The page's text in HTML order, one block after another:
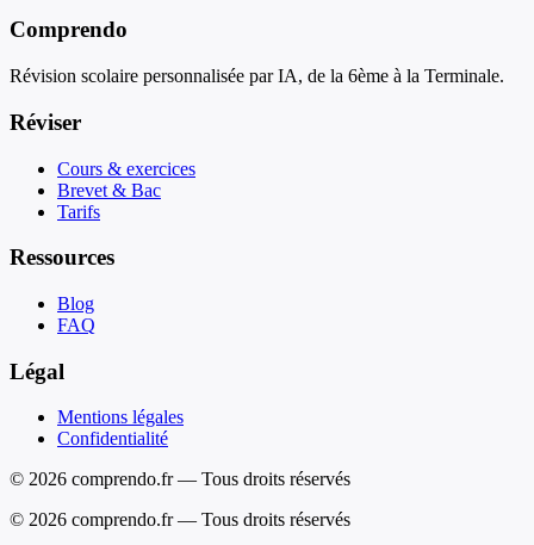
Comprendo
Révision scolaire personnalisée par IA, de la 6ème à la Terminale.
Réviser
Cours & exercices
Brevet & Bac
Tarifs
Ressources
Blog
FAQ
Légal
Mentions légales
Confidentialité
© 2026 comprendo.fr — Tous droits réservés
© 2026 comprendo.fr — Tous droits réservés